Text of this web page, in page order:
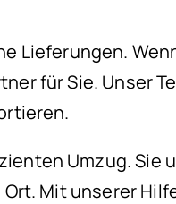
Lieferungen.
für Sie. Unser
Umzug. Sie
Mit unserer